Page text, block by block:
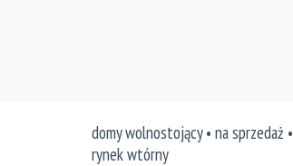
domy wolnostojący • na sprzedaż •
rynek wtórny